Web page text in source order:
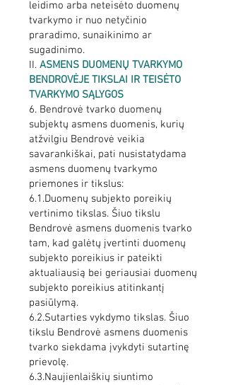
leidimo arba neteisėto duomenų
tvarkymo ir nuo netyčinio
praradimo, sunaikinimo ar
sugadinimo.
II. ASMENS DUOMENŲ TVARKYMO
BENDROVĖJE TIKSLAI IR TEISĖTO
TVARKYMO SĄLYGOS
6. Bendrovė tvarko duomenų
subjektų asmens duomenis, kurių
atžvilgiu Bendrovė veikia
savarankiškai, pati nusistatydama
asmens duomenų tvarkymo
priemones ir tikslus:
6.1.Duomenų subjekto poreikių
vertinimo tikslas. Šiuo tikslu
Bendrovė asmens duomenis tvarko
tam, kad galėtų įvertinti duomenų
subjekto poreikius ir pateikti
aktualiausią bei geriausiai duomenų
subjekto poreikius atitinkantį
pasiūlymą.
6.2.Sutarties vykdymo tikslas. Šiuo
tikslu Bendrovė asmens duomenis
tvarko siekdama įvykdyti sutartinę
prievolę.
6.3.Naujienlaiškių siuntimo